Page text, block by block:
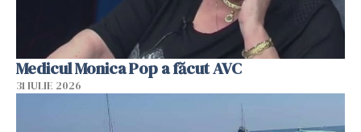
Medicul Monica Pop a făcut AVC
31 IULIE 2026